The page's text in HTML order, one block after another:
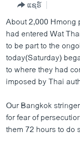
ໂລກ
ເອເຊຍ
ອິດສະຫຼະພາບດ້ານການ
ຊີວິດຊາວລາວ
ຊຸມຊົນຊາວລາວ
ວິທະຍາສາດ-ເທັກໂນໂລຈີ
ທຸລະກິດ
ພາສາອັງກິດ
ແຊຣ໌
About 2,000 Hmong
had entered Wat
to be part to the
today(Saturday)
to where they had
imposed by Thai
Our Bangkok
for fear of
them 72 hours to do